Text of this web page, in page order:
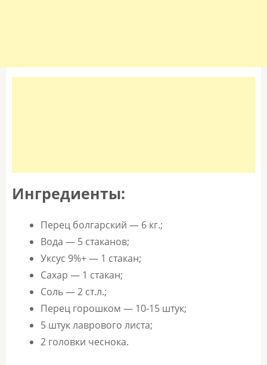
Ингредиенты:
Перец болгарский — 6 кг.;
Вода — 5 стаканов;
Уксус 9%+ — 1 стакан;
Сахар — 1 стакан;
Соль — 2 ст.л.;
Перец горошком — 10-15 штук;
5 штук лаврового листа;
2 головки чеснока.